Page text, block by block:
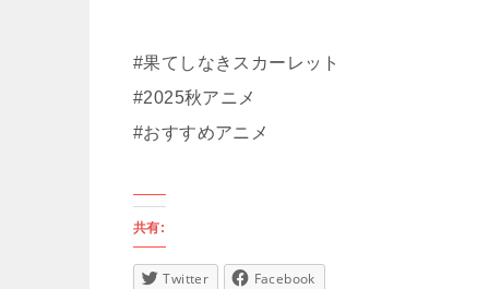
#果てしなきスカーレット
#2025秋アニメ
#おすすめアニメ
共有:
Twitter Facebook